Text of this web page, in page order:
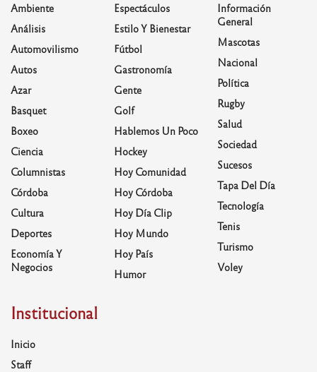
Ambiente
Análisis
Automovilismo
Autos
Azar
Basquet
Boxeo
Ciencia
Columnistas
Córdoba
Cultura
Deportes
Economía Y
Negocios
Espectáculos
Estilo Y Bienestar
Fútbol
Gastronomía
Gente
Golf
Hablemos Un Poco
Hockey
Hoy Comunidad
Hoy Córdoba
Hoy Día Clip
Hoy Mundo
Hoy País
Humor
Información
General
Mascotas
Nacional
Política
Rugby
Salud
Sociedad
Sucesos
Tapa Del Día
Tecnología
Tenis
Turismo
Voley
Institucional
Inicio
Staff